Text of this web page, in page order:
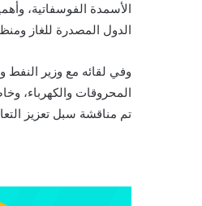
الأسمدة الفوسفاتية،
الدول المصدرة للغاز
وفي لقائه مع وزير النفط
المحروقات والكهرباء،
تم مناقشة سبل تعزيز